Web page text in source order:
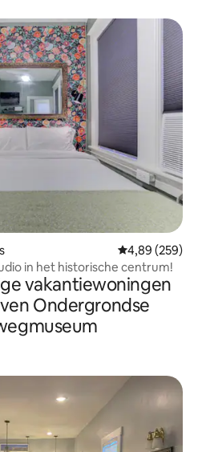
Gemiddelde
4,89 (259)
in het historische centrum!
vakantiewoningen
Ondergrondse